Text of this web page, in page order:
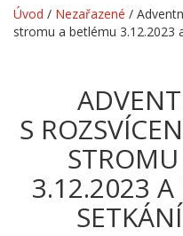
Úvod / Nezařazené /
stromu a betlému 3.12.2023
S
3.12.2023 A